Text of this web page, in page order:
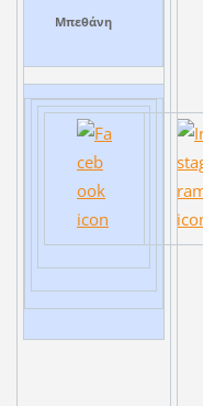
Μπεθάνη